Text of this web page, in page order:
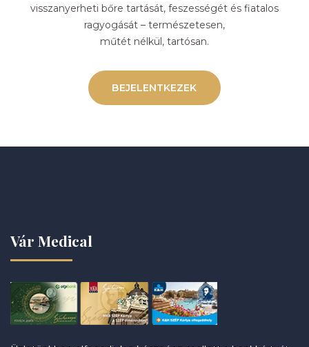
visszanyerheti bőre tartását, feszességét és fiatalos
ragyogását – természetesen,
műtét nélkül, tartósan.
BEJELENTKEZEK
Vár Medical